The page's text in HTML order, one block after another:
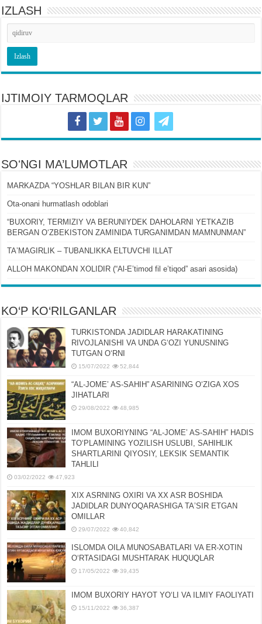
IZLASH
IJTIMOIY TARMOQLAR
SOʻNGI MA’LUMOTLAR
MARKAZDA “YOSHLAR BILAN BIR KUN”
Ota-onani hurmatlash odoblari
“BUXORIY, TERMIZIY VA BERUNIYDEK DAHOLARNI YETKAZIB
BERGAN OʻZBEKISTON ZAMINIDA TURGANIMDAN MAMNUNMAN”
TAʼMAGIRLIK – TUBANLIKKA ELTUVCHI ILLAT
ALLOH MAKONDAN XOLIDIR (“Al-Eʼtimod fil eʼtiqod” asari asosida)
KO‘P KO‘RILGANLAR
TURKISTONDA JADIDLAR HARAKATINING
RIVOJLANISHI VA UNDA GʻOZI YUNUSNING
TUTGAN OʻRNI
15/07/2022 52,844
“AL-JOMEʼ AS-SAHIH” ASARINING OʻZIGA XOS
JIHATLARI
29/08/2022 48,985
IMOM BUXORIYNING “AL-JOMEʼ AS-SAHIH” HADIS
TOʻPLAMINING YOZILISH USLUBI, SAHIHLIK
SHARTLARINI QIYOSIY, LЕKSIK SЕMANTIK
TAHLILI
03/02/2022 47,923
XIX ASRNING OXIRI VA XX ASR BOSHIDA
JADIDLAR DUNYOQARASHIGA TAʼSIR ETGAN
OMILLAR
29/07/2022 40,842
ISLOMDA OILA MUNOSABATLARI VA ER-XOTIN
OʻRTASIDAGI MUSHTARAK HUQUQLAR
17/05/2022 39,435
IMOM BUXORIY HAYOT YOʻLI VA ILMIY FAOLIYATI
15/11/2022 36,387